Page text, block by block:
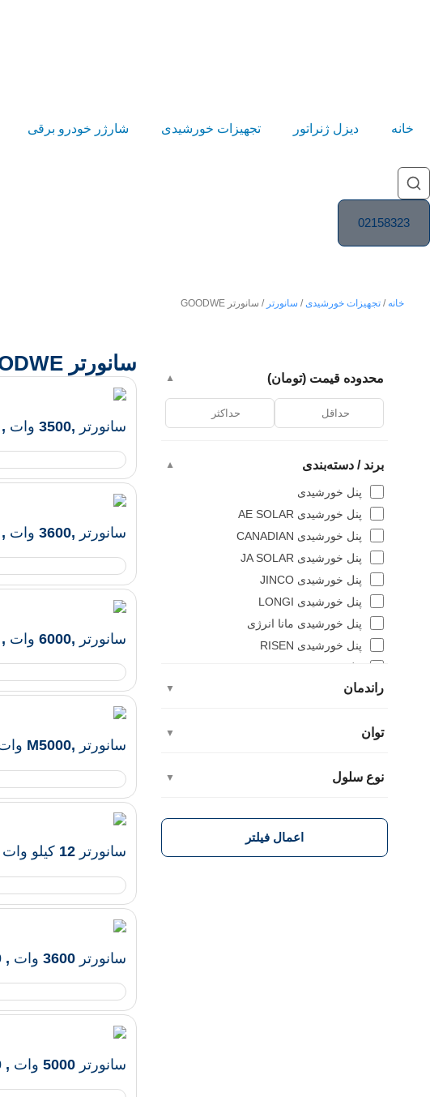
خانه دیزل ژنراتور تجهیزات خورشیدی شارژر خودرو برقی
02158323
خانه / تجهیزات خورشیدی/ سانورتر / سانورتر GOODWE
محدوده قیمت (تومان) ▼
برند / دسته‌بندی ▼
پنل خورشیدی
پنل خورشیدی AE SOLAR
پنل خورشیدی CANADIAN
پنل خورشیدی JA SOLAR
پنل خورشیدی JINCO
پنل خورشیدی LONGI
پنل خورشیدی مانا انرژی
پنل خورشیدی RISEN
پنل خورشیدی TRINA SOLAR
پنل خورشیدی YC SOLARراندمان ▼
توان ▼
نوع سلول ▼
اعمال فیلتر
سانورتر GOODWE
سانورتر ,3500 وات , 48 ولت , 60 آمپر GOODWE
سانورتر ,3600 وات , 48 ولت , 75 آمپر GOODWE
سانورتر ,6000 وات , 48 ولت , 120 آمپر GOODWE
سانورتر ,M5000 وات , 48 ولت , 60 آمپر GOODWE
سانورتر 12 کیلو وات , 48 ولت , 240 آمپر GOODWE
سانورتر 3600 وات , 350 ولت , ۲۵ آمپر GOODWE
سانورتر 5000 وات , 350 ولت , ۲۵ آمپر GOODWE